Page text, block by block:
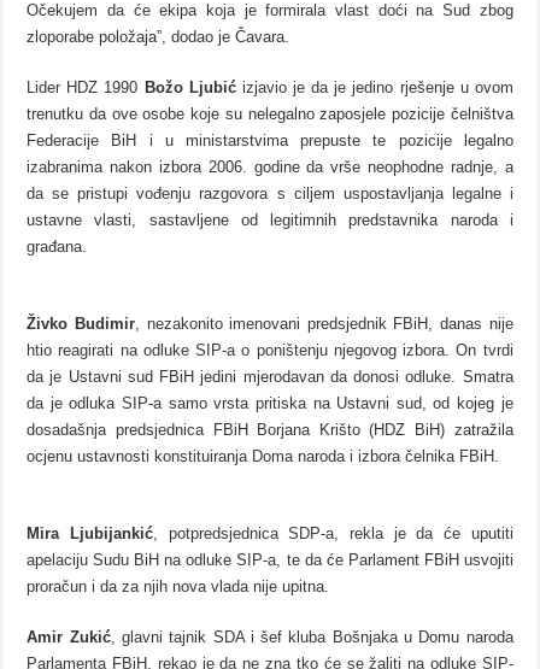
Očekujem da će ekipa koja je formirala vlast doći na Sud zbog
zloporabe položaja”, dodao je Čavara.
Lider HDZ 1990 Božo Ljubić izjavio je da je jedino rješenje u ovom
trenutku da ove osobe koje su nelegalno zaposjele pozicije čelništva
Federacije BiH i u ministarstvima prepuste te pozicije legalno
izabranima nakon izbora 2006. godine da vrše neophodne radnje, a
da se pristupi vođenju razgovora s ciljem uspostavljanja legalne i
ustavne vlasti, sastavljene od legitimnih predstavnika naroda i
građana.
Živko Budimir, nezakonito imenovani predsjednik FBiH, danas nije
htio reagirati na odluke SIP-a o poništenju njegovog izbora. On tvrdi
da je Ustavni sud FBiH jedini mjerodavan da donosi odluke. Smatra
da je odluka SIP-a samo vrsta pritiska na Ustavni sud, od kojeg je
dosadašnja predsjednica FBiH Borjana Krišto (HDZ BiH) zatražila
ocjenu ustavnosti konstituiranja Doma naroda i izbora čelnika FBiH.
Mira Ljubijankić, potpredsjednica SDP-a, rekla je da će uputiti
apelaciju Sudu BiH na odluke SIP-a, te da će Parlament FBiH usvojiti
proračun i da za njih nova vlada nije upitna.
Amir Zukić, glavni tajnik SDA i šef kluba Bošnjaka u Domu naroda
Parlamenta FBiH, rekao je da ne zna tko će se žaliti na odluke SIP-